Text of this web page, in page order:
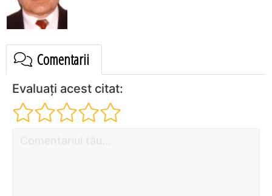
Comentarii
Evaluați acest citat: